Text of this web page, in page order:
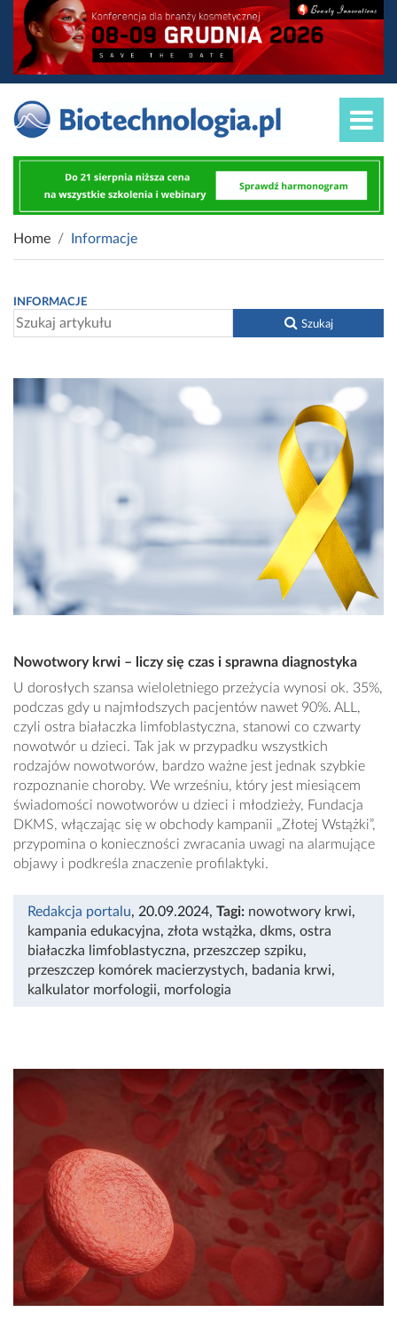
Home Informacje
INFORMACJE
Szukaj
Nowotwory krwi – liczy się czas i sprawna diagnostyka
U dorosłych szansa wieloletniego przeżycia wynosi ok. 35%,
podczas gdy u najmłodszych pacjentów nawet 90%. ALL,
czyli ostra białaczka limfoblastyczna, stanowi co czwarty
nowotwór u dzieci. Tak jak w przypadku wszystkich
rodzajów nowotworów, bardzo ważne jest jednak szybkie
rozpoznanie choroby. We wrześniu, który jest miesiącem
świadomości nowotworów u dzieci i młodzieży, Fundacja
DKMS, włączając się w obchody kampanii „Złotej Wstążki”,
przypomina o konieczności zwracania uwagi na alarmujące
objawy i podkreśla znaczenie profilaktyki.
Redakcja portalu, 20.09.2024, Tagi: nowotwory krwi,
kampania edukacyjna, złota wstążka, dkms, ostra
białaczka limfoblastyczna, przeszczep szpiku,
przeszczep komórek macierzystych, badania krwi,
kalkulator morfologii, morfologia